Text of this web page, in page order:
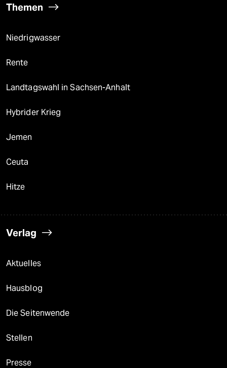
Themen
Niedrigwasser
Rente
Landtagswahl in Sachsen-Anhalt
Hybrider Krieg
Jemen
Ceuta
Hitze
Verlag
Aktuelles
Hausblog
Die Seitenwende
Stellen
Presse